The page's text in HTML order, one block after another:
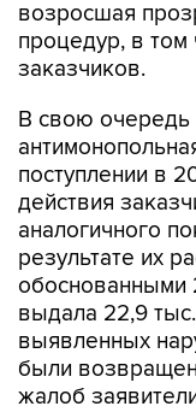
возросшая
процедур, в том
заказчиков.
В свою
поступлении в
действия
аналогичного
результате их
обоснованными
выдала 22,9
выявленных
были
жалоб